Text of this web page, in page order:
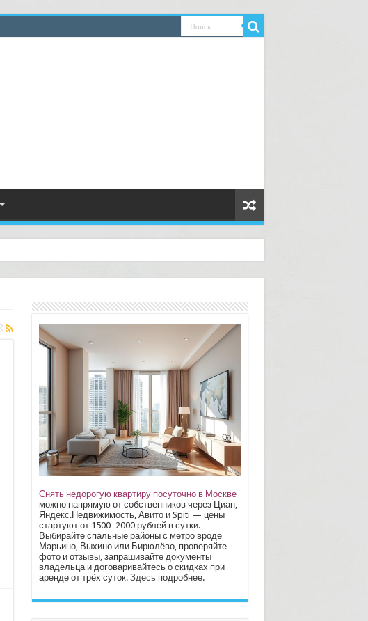
Снять недорогую квартиру посуточно в Москве
можно напрямую от собственников через Циан,
Яндекс.Недвижимость, Авито и Spiti — цены
стартуют от 1500–2000 рублей в сутки.
Выбирайте спальные районы с метро вроде
Марьино, Выхино или Бирюлёво, проверяйте
фото и отзывы, запрашивайте документы
владельца и договаривайтесь о скидках при
аренде от трёх суток. Здесьподробнее.